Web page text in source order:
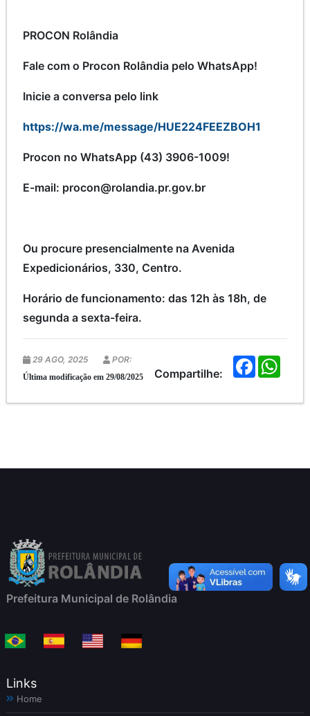
PROCON Rolândia
Fale com o Procon Rolândia pelo WhatsApp!
Inicie a conversa pelo link
https://wa.me/message/HUE224FEEZBOH1
Procon no WhatsApp (43) 3906-1009!
E-mail: procon@rolandia.pr.gov.br
Ou procure presencialmente na Avenida
Expedicionários, 330, Centro.
Horário de funcionamento: das 12h às 18h, de
segunda a sexta-feira.
Compartilhe:
F
a
b
s
29 AGO, 2025 POR:
Última modificação em 29/08/2025
Prefeitura Municipal de Rolândia
Links
Home